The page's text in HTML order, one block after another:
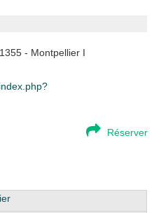
- Montpellier I
Réserver